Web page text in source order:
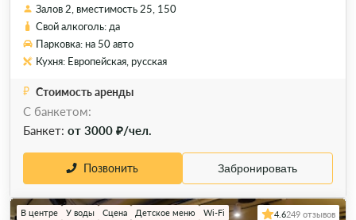
Залов 2, вместимость 25, 150
Свой алкоголь: да
Парковка: на 50 авто
Кухня: Европейская, русская
Стоимость аренды
С банкетом:
Банкет: от 3000 ₽/чел.
Позвонить Забронировать
В центре У воды Сцена Детское меню Wi-Fi 4.6249 отзывов